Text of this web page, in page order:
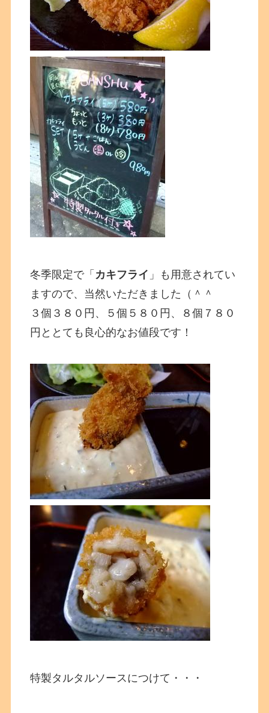
冬季限定で「 カキフライ 」も用意されてい
ますので、当然いただきました（＾＾
３個３８０円、５個５８０円、８個７８０
円ととても良心的なお値段です！
特製タルタルソースにつけて・・・